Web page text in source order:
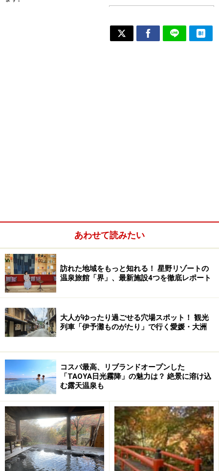
あわせて読みたい
訪れた地域をもっと知れる！ 星野リゾートの
温泉旅館「界」、最新施設4つを徹底レポート
大人がゆったり過ごせる穴場スポット！ 観光
列車「伊予灘ものがたり」で行く愛媛・大洲
コスパ最高、リブランドオープンした
「TAOYA日光霧降」の魅力は？ 絶景に溶け込
む露天温泉も